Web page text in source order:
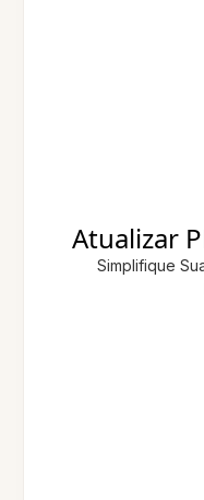
Atualizar
Simplifique